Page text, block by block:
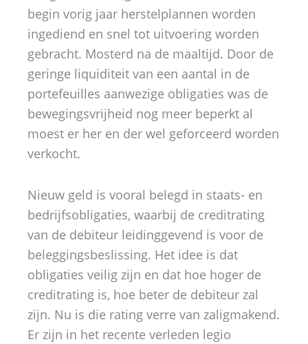
begin vorig jaar herstelplannen worden
ingediend en snel tot uitvoering worden
gebracht. Mosterd na de maaltijd. Door de
geringe liquiditeit van een aantal in de
portefeuilles aanwezige obligaties was de
bewegingsvrijheid nog meer beperkt al
moest er her en der wel geforceerd worden
verkocht.
Nieuw geld is vooral belegd in staats- en
bedrijfsobligaties, waarbij de creditrating
van de debiteur leidinggevend is voor de
beleggingsbeslissing. Het idee is dat
obligaties veilig zijn en dat hoe hoger de
creditrating is, hoe beter de debiteur zal
zijn. Nu is die rating verre van zaligmakend.
Er zijn in het recente verleden legio